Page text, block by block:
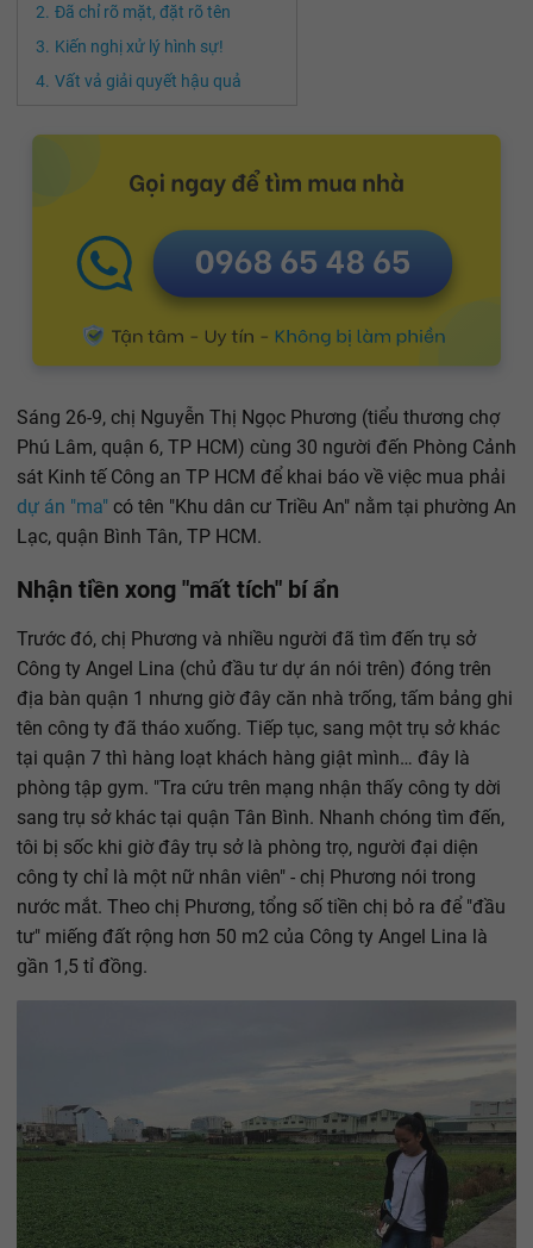
Đã chỉ rõ mặt, đặt rõ tên
Kiến nghị xử lý hình sự!
Vất vả giải quyết hậu quả
Sáng 26-9, chị Nguyễn Thị Ngọc Phương (tiểu thương chợ
Phú Lâm, quận 6, TP HCM) cùng 30 người đến Phòng Cảnh
sát Kinh tế Công an TP HCM để khai báo về việc mua phải
dự án "ma" có tên "Khu dân cư Triều An" nằm tại phường An
Lạc, quận Bình Tân, TP HCM.
Nhận tiền xong "mất tích" bí ẩn
Trước đó, chị Phương và nhiều người đã tìm đến trụ sở
Công ty Angel Lina (chủ đầu tư dự án nói trên) đóng trên
địa bàn quận 1 nhưng giờ đây căn nhà trống, tấm bảng ghi
tên công ty đã tháo xuống. Tiếp tục, sang một trụ sở khác
tại quận 7 thì hàng loạt khách hàng giật mình… đây là
phòng tập gym. "Tra cứu trên mạng nhận thấy công ty dời
sang trụ sở khác tại quận Tân Bình. Nhanh chóng tìm đến,
tôi bị sốc khi giờ đây trụ sở là phòng trọ, người đại diện
công ty chỉ là một nữ nhân viên" - chị Phương nói trong
nước mắt. Theo chị Phương, tổng số tiền chị bỏ ra để "đầu
tư" miếng đất rộng hơn 50 m2 của Công ty Angel Lina là
gần 1,5 tỉ đồng.